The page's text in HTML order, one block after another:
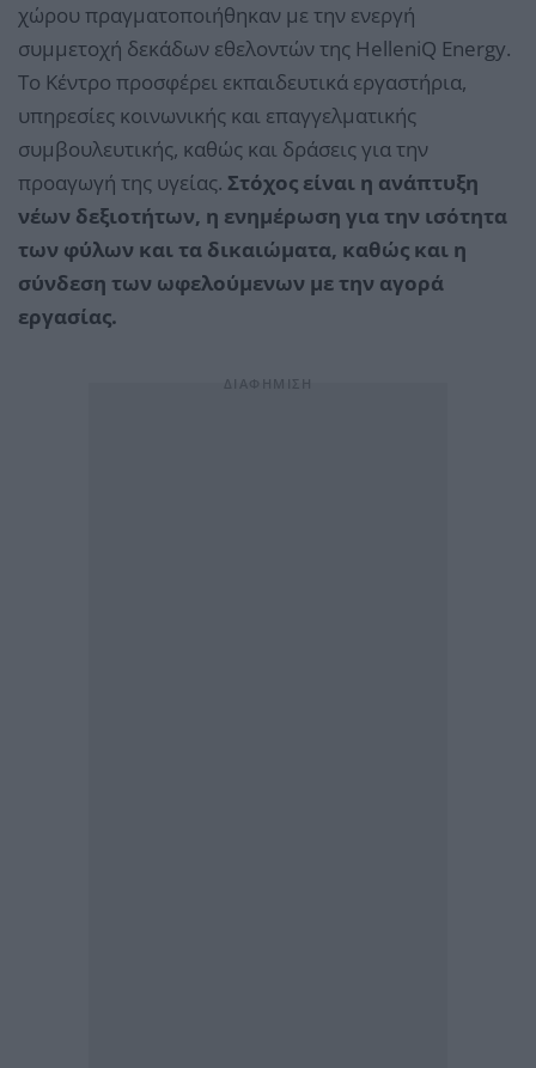
χώρου πραγματοποιήθηκαν με την ενεργή
συμμετοχή δεκάδων εθελοντών της HelleniQ Energy.
Το Κέντρο προσφέρει εκπαιδευτικά εργαστήρια,
υπηρεσίες κοινωνικής και επαγγελματικής
συμβουλευτικής, καθώς και δράσεις για την
προαγωγή της υγείας. Στόχος είναι η ανάπτυξη
νέων δεξιοτήτων, η ενημέρωση για την ισότητα
των φύλων και τα δικαιώματα, καθώς και η
σύνδεση των ωφελούμενων με την αγορά
εργασίας.